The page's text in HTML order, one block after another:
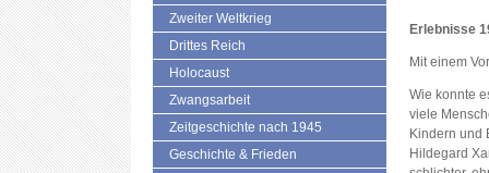
Zweiter Weltkrieg
Drittes Reich
Holocaust
Zwangsarbeit
Zeitgeschichte nach 1945
Geschichte & Frieden
Erlebnisse
Mit einem
Wie konnte
viele
Kindern und
Hildegard